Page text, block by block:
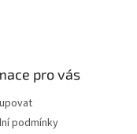
pro vás
podmínky